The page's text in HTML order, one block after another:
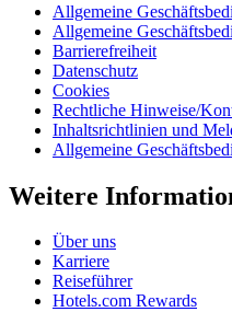
Allgemeine
Allgemeine
Barrierefreiheit
Datenschutz
Cookies
Rechtliche Hinweise/
Inhaltsrichtlinien und
Allgemeine
Weitere
Über uns
Karriere
Reiseführer
Hotels.com Rewards